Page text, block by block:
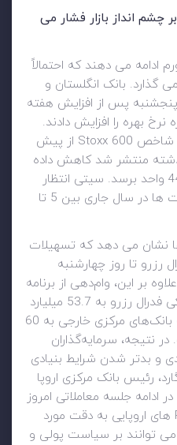
انداز بازار فشار می
ادامه می دهند که احتمالاً
گذارد. بانک انگلستان و
پس از افزایش هفته
نرخ بهره را افزایش دادند.
سیتی گروپ هدف خود را برای شاخص Stoxx 600 از پیش
گذشته منتشر شد کاهش داده
و انتظار دارد این شاخص به 445 واحد برسد. سیتی انتظار
دارد که مجموع سودآوری شرکت ها در سال جاری بین 5 تا
نشان می دهد که تسهیلات
رزرو تا روز چهارشنبه
علاوه بر این، وام‌دهی از برنامه
جدید تأمین مالی مدت دار بانکی فدرال رزرو به 53.7 میلیارد
دلار رسیده، در حالی که وام به بانک‌های مرکزی خارجی به 60
در نتیجه، سرمایه‌گذاران
و بدتر شدن شرایط بنیادی
رئیس بانک مرکزی اروپا
ادامه جلسه معاملاتی امروز
سخنرانی کند، در حالی که PMI های اروپایی به دقت مورد
می توانند بر سیاست پولی و